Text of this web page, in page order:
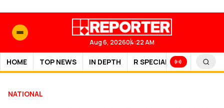
Aug 6, 202604:22 AM
HOME TOP NEWS IN DEPTH R SPECIAL SPORTS
NATIONAL